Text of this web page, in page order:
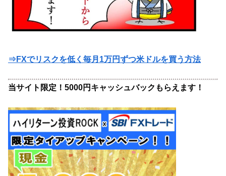
⇒FXでリスクを低く毎月1万円ずつ米ドルを買う方法
当サイト限定！5000円キャッシュバックもらえます！